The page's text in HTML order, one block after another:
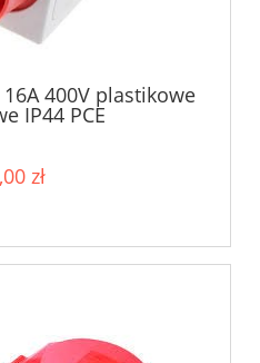
400V plastikowe
IP44 PCE
zł